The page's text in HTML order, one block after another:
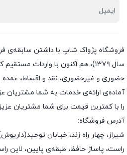
سال ۱۳۷۹)، هم اکنون با واردات
حضوری و غیرحضوری، نقد و اقساط،
آماده‌ی ارائه‌ی خدمات به شما مشتریان
را با کمتربن قیمت برای شما مشتریان
آدرس فروشگاه:
شیراز، چهار راه زند، خیابان
راست، پاساژ حافظ، طبقه‌ی پایین، لاین